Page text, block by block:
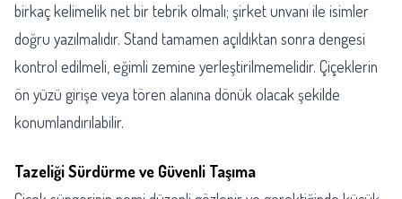
birkaç kelimelik net bir tebrik olmalı; şirket unvanı ile isimler
doğru yazılmalıdır. Stand tamamen açıldıktan sonra dengesi
kontrol edilmeli, eğimli zemine yerleştirilmemelidir. Çiçeklerin
ön yüzü girişe veya tören alanına dönük olacak şekilde
konumlandırılabilir.
Tazeliği Sürdürme ve Güvenli Taşıma